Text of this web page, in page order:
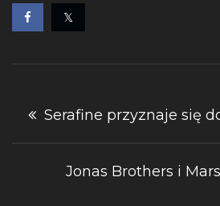
Nawigacja
Serafine przyznaje się
Jonas Brothers i